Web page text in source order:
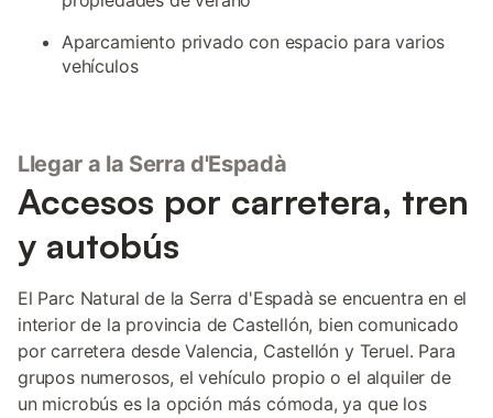
Aparcamiento privado con espacio para varios
vehículos
Llegar a la Serra d'Espadà
Accesos por carretera, tren
y autobús
El Parc Natural de la Serra d'Espadà se encuentra en el
interior de la provincia de Castellón, bien comunicado
por carretera desde Valencia, Castellón y Teruel. Para
grupos numerosos, el vehículo propio o el alquiler de
un microbús es la opción más cómoda, ya que los